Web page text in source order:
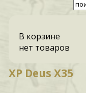
В корзине
нет товаров
XP Deus X35